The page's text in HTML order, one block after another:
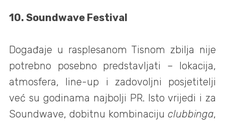
10. Soundwave Festival
Događaje u rasplesanom Tisnom zbilja nije
potrebno posebno predstavljati – lokacija,
atmosfera, line-up i zadovoljni posjetitelji
već su godinama najbolji PR. Isto vrijedi i za
Soundwave, dobitnu kombinaciju clubbinga,